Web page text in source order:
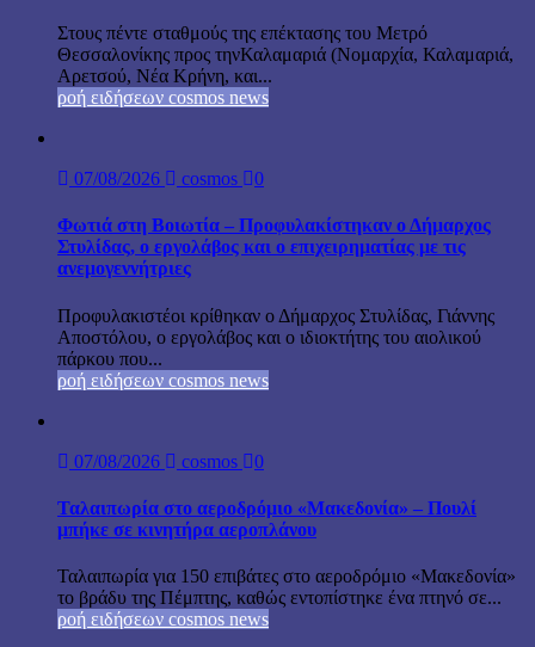
Στους πέντε σταθμούς της επέκτασης του Μετρό
Θεσσαλονίκης προς τηνΚαλαμαριά (Νομαρχία, Καλαμαριά,
Αρετσού, Νέα Κρήνη, και...
ροή ειδήσεων cosmos news
07/08/2026 cosmos 0
Φωτιά στη Βοιωτία – Προφυλακίστηκαν ο Δήμαρχος
Στυλίδας, ο εργολάβος και ο επιχειρηματίας με τις
ανεμογεννήτριες
Προφυλακιστέοι κρίθηκαν ο Δήμαρχος Στυλίδας, Γιάννης
Αποστόλου, ο εργολάβος και ο ιδιοκτήτης του αιολικού
πάρκου που...
ροή ειδήσεων cosmos news
07/08/2026 cosmos 0
Ταλαιπωρία στο αεροδρόμιο «Μακεδονία» – Πουλί
μπήκε σε κινητήρα αεροπλάνου
Ταλαιπωρία για 150 επιβάτες στο αεροδρόμιο «Μακεδονία»
το βράδυ της Πέμπτης, καθώς εντοπίστηκε ένα πτηνό σε...
ροή ειδήσεων cosmos news